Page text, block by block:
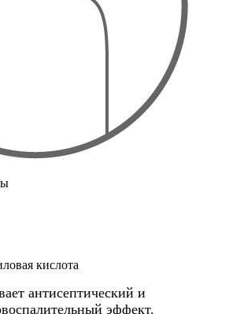
кислота
антисептический и
эффект.